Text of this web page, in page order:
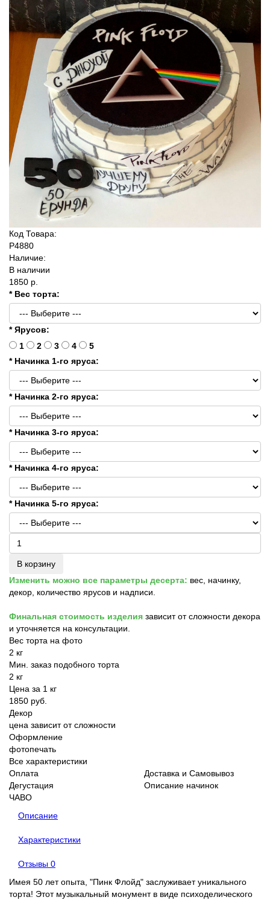
Код Товара:
P4880
Наличие:
В наличии
1850 р.
* Вес торта:
* Ярусов:
1
2 3 4
5
* Начинка 1-го яруса:
* Начинка 2-го яруса:
* Начинка 3-го яруса:
* Начинка 4-го яруса:
* Начинка 5-го яруса:
В корзину
Изменить можно все параметры десерта: вес, начинку,
декор, количество ярусов и надписи.
Финальная стоимость изделия зависит от сложности декора
и уточняется на консультации.
Вес торта на фото
2 кг
Мин. заказ подобного торта
2 кг
Цена за 1 кг
1850 руб.
Декор
цена зависит от сложности
Оформление
фотопечать
Все характеристики
Оплата
Доставка и Самовывоз
Дегустация
Описание начинок
ЧАВО
Описание
Характеристики
Отзывы 0
Имея 50 лет опыта, "Пинк Флойд" заслуживает уникального
торта! Этот музыкальный монумент в виде психоделического